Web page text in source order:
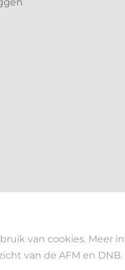
van cookies. Meer
van de AFM en DNB.